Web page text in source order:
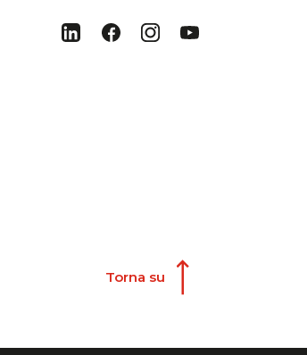
Torna su